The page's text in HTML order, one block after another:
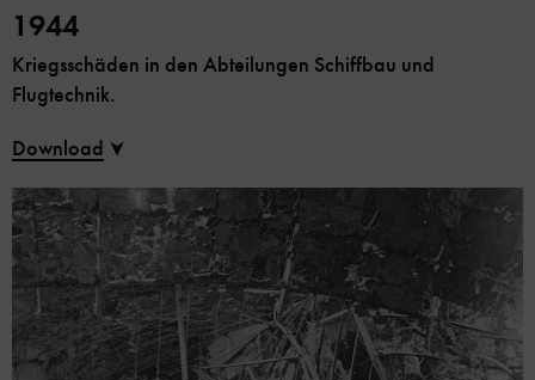
1944
Kriegsschäden in den Abteilungen Schiffbau und
Flugtechnik.
Download